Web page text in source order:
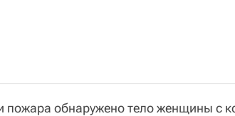
пожара обнаружено тело женщины с